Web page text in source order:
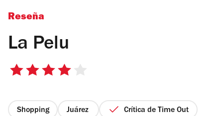
Reseña
La Pelu
4
estrellas
Shopping Juárez Crítica de Time Out